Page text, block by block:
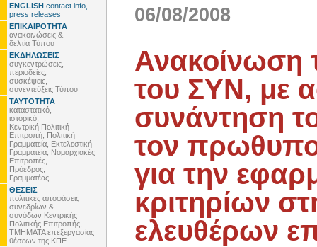
ENGLISH contact info,
press releases
ΕΠΙΚΑΙΡΟΤΗΤΑ
ανακοινώσεις &
δελτία Τύπου
ΕΚΔΗΛΩΣΕΙΣ
συγκεντρώσεις,
περιοδείες,
συσκέψεις,
συνεντεύξεις Τύπου
ΤΑΥΤΟΤΗΤΑ
καταστατικό,
ιστορικό,
Κεντρική Πολιτική
Επιτροπή, Πολιτική
Γραμματεία, Εκτελεστική
Γραμματεία, Νομαρχιακές
Επιτροπές,
Πρόεδρος,
Γραμματέας
ΘΕΣΕΙΣ
πολιτικές αποφάσεις
συνεδρίων &
συνόδων Κεντρικής
Πολιτικής Επιτροπής,
ΤΜΗΜΑΤΑ επεξεργασίας
θέσεων της ΚΠΕ
06/08/2008
Ανακοίνωση
του ΣΥΝ, με
συνάντηση
τον
για την
κριτηρίων
ελευθέρων